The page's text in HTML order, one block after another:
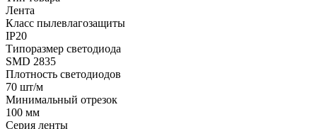
Лента
Класс пылевлагозащиты
IP20
Типоразмер светодиода
SMD 2835
Плотность светодиодов
70 шт/м
Минимальный отрезок
100 мм
Серия ленты